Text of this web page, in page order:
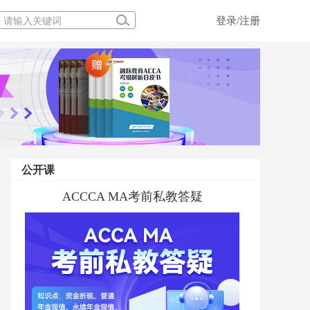
登录/注册
公开课
ACCCA MA考前私教答疑
融跃ACCA学前私教规划直播专场
ACCA备考规划及高效学习干货